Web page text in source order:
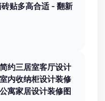
贴多高合适 - 翻新
约三居室客厅设计
内收纳柜设计装修
寓家居设计装修图